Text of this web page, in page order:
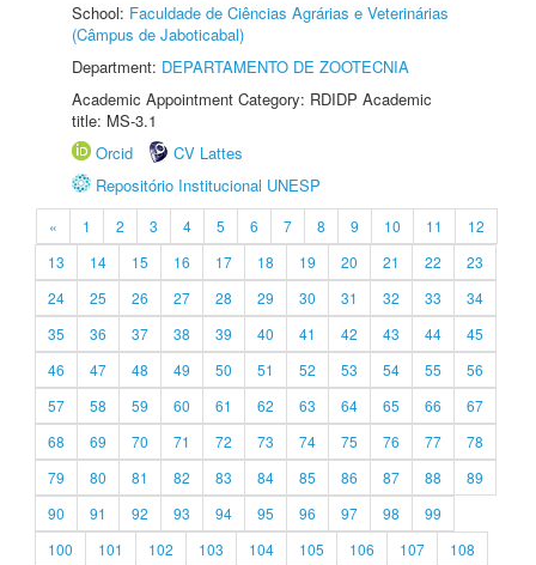
School: Faculdade de Ciências Agrárias e Veterinárias
(Câmpus de Jaboticabal)
Department: DEPARTAMENTO DE ZOOTECNIA
Academic Appointment Category: RDIDP Academic
title: MS-3.1
Orcid
CV Lattes
Repositório Institucional UNESP
« 1 2 3 4 5 6 7 8 9 10 11
12
13
14 15 16 17 18 19 20 21 22
23
24
25 26 27 28 29 30 31 32 33
34
35
36 37 38 39 40 41 42 43 44
45
46
47 48 49 50 51 52 53 54 55
56
57
58 59 60 61 62 63 64 65 66
67
68
69 70 71 72 73 74 75 76 77
78
79
80 81 82 83 84 85 86 87 88
89
90
91 92 93 94 95 96 97 98
99
100
101 102 103 104 105 106 107
108